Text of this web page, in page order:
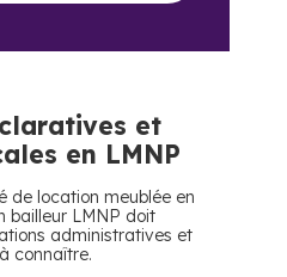
et
en LMNP
de location meublée en
bailleur LMNP doit
administratives et
connaître.